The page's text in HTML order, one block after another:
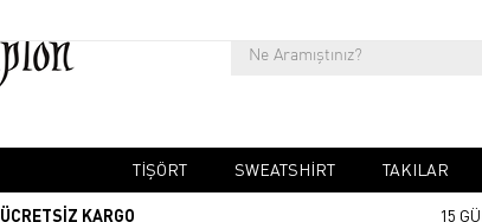
TIŞÖRT SWEATSHIRT TAKILAR
ÜCRETSİZ KARGO 15